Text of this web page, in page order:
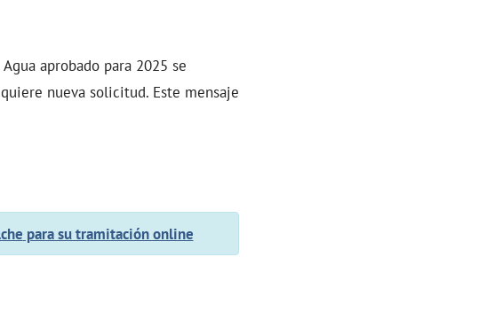
aprobado para 2025 se
nueva solicitud. Este mensaje
para su tramitación online